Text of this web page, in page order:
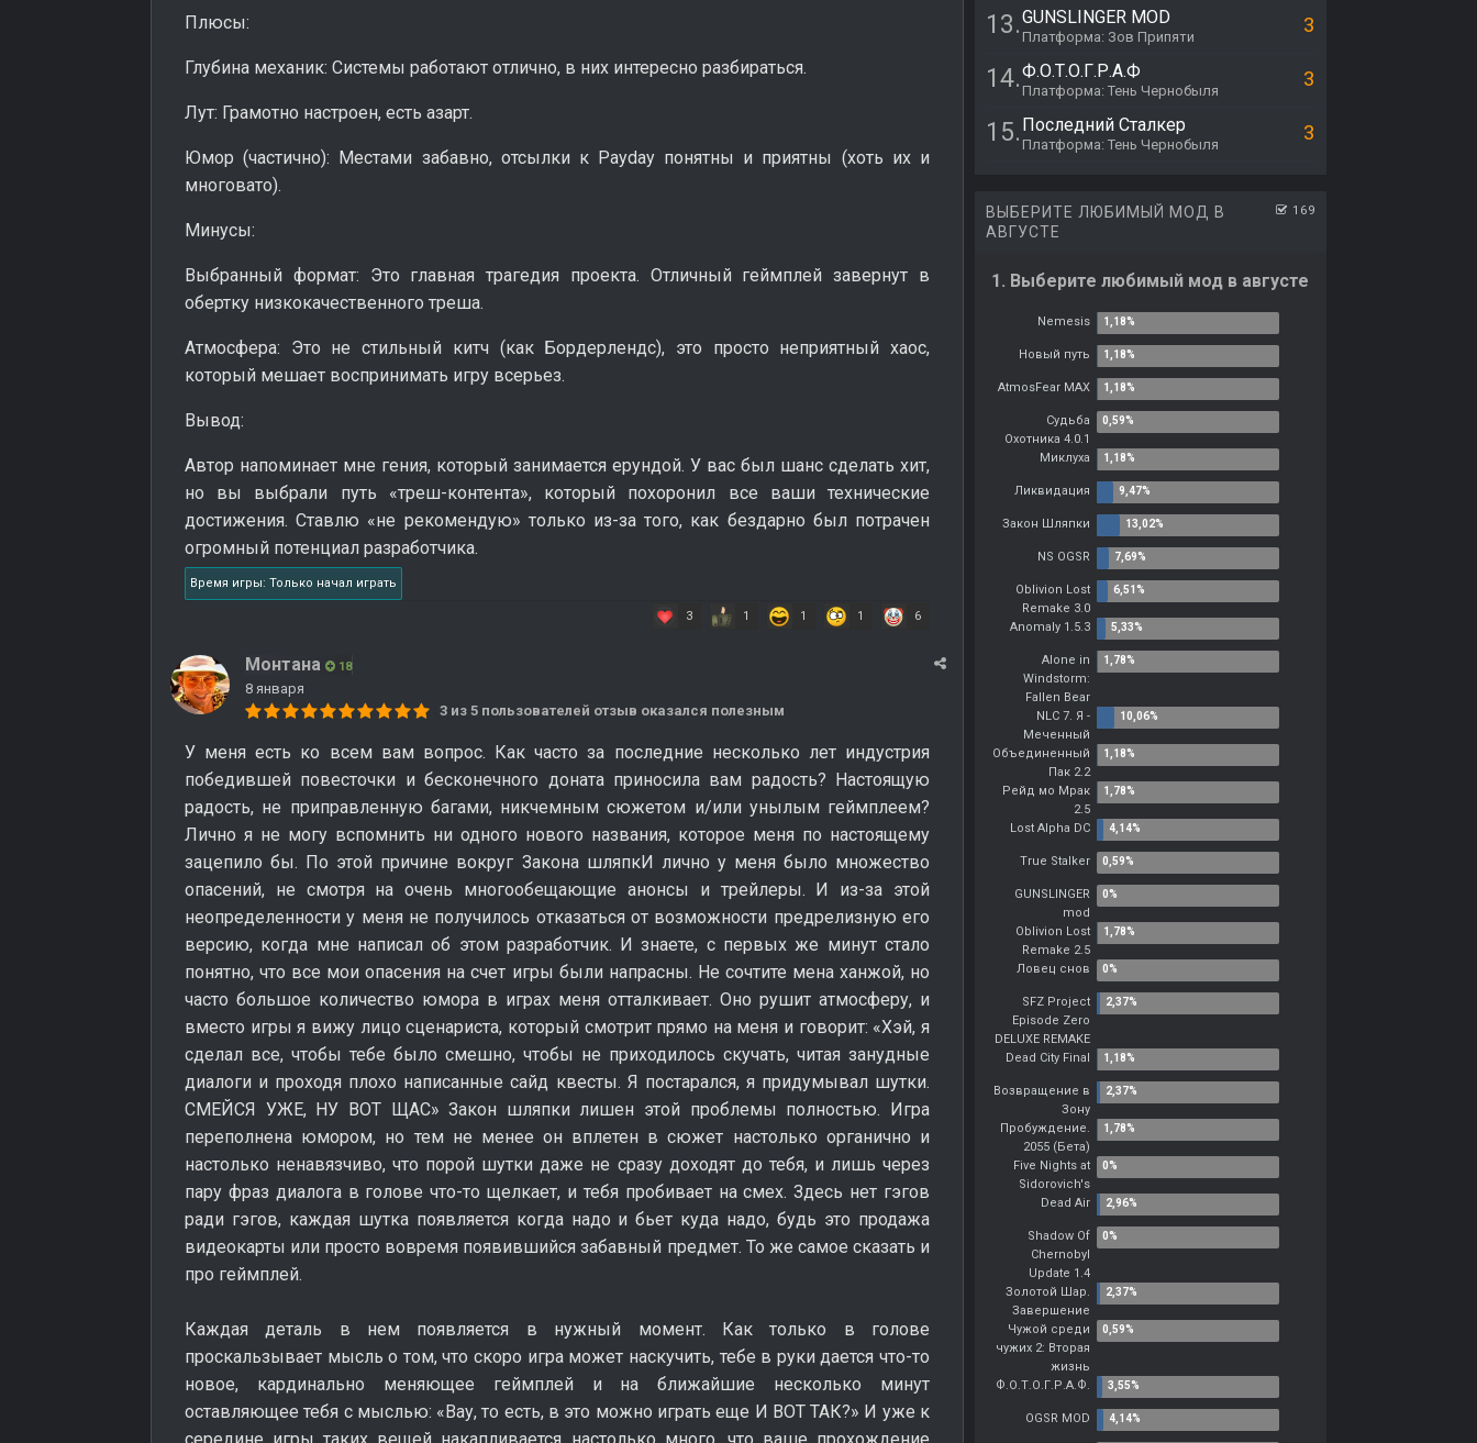
Плюсы:
Глубина механик: Системы работают отлично, в них интересно разбираться.
Лут: Грамотно настроен, есть азарт.
Юмор (частично): Местами забавно, отсылки к Payday понятны и приятны (хоть их и
многовато).
Минусы:
Выбранный формат: Это главная трагедия проекта. Отличный геймплей завернут в
обертку низкокачественного треша.
Атмосфера: Это не стильный китч (как Бордерлендс), это просто неприятный хаос,
который мешает воспринимать игру всерьез.
Вывод:
Автор напоминает мне гения, который занимается ерундой. У вас был шанс сделать хит,
но вы выбрали путь «треш-контента», который похоронил все ваши технические
достижения. Ставлю «не рекомендую» только из-за того, как бездарно был потрачен
огромный потенциал разработчика.
Время игры: Только начал играть
3 1 1 1 6
Монтана 18
8 января
3 из 5 пользователей отзыв оказался полезным
У меня есть ко всем вам вопрос. Как часто за последние несколько лет индустрия
победившей повесточки и бесконечного доната приносила вам радость? Настоящую
радость, не приправленную багами, никчемным сюжетом и/или унылым геймплеем?
Лично я не могу вспомнить ни одного нового названия, которое меня по настоящему
зацепило бы. По этой причине вокруг Закона шляпкИ лично у меня было множество
опасений, не смотря на очень многообещающие анонсы и трейлеры. И из-за этой
неопределенности у меня не получилось отказаться от возможности предрелизную его
версию, когда мне написал об этом разработчик. И знаете, с первых же минут стало
понятно, что все мои опасения на счет игры были напрасны. Не сочтите мена ханжой, но
часто большое количество юмора в играх меня отталкивает. Оно рушит атмосферу, и
вместо игры я вижу лицо сценариста, который смотрит прямо на меня и говорит: «Хэй, я
сделал все, чтобы тебе было смешно, чтобы не приходилось скучать, читая занудные
диалоги и проходя плохо написанные сайд квесты. Я постарался, я придумывал шутки.
СМЕЙСЯ УЖЕ, НУ ВОТ ЩАС» Закон шляпки лишен этой проблемы полностью. Игра
переполнена юмором, но тем не менее он вплетен в сюжет настолько органично и
настолько ненавязчиво, что порой шутки даже не сразу доходят до тебя, и лишь через
пару фраз диалога в голове что-то щелкает, и тебя пробивает на смех. Здесь нет гэгов
ради гэгов, каждая шутка появляется когда надо и бьет куда надо, будь это продажа
видеокарты или просто вовремя появившийся забавный предмет. То же самое сказать и
про геймплей.
Каждая деталь в нем появляется в нужный момент. Как только в голове
проскальзывает мысль о том, что скоро игра может наскучить, тебе в руки дается что-то
новое, кардинально меняющее геймплей и на ближайшие несколько минут
оставляющее тебя с мыслью: «Вау, то есть, в это можно играть еще И ВОТ ТАК?» И уже к
13.GUNSLINGER MOD
Платформа: Зов Припяти 3
14.Ф.О.Т.О.Г.Р.А.Ф
Платформа: Тень Чернобыля 3
15. Последний Сталкер
Платформа: Тень Чернобыля 3
169
ВЫБЕРИТЕ ЛЮБИМЫЙ МОД В
АВГУСТЕ
1. Выберите любимый мод в августе
Nemesis
Новый путь
AtmosFear MAX
Судьба
Охотника 4.0.1
Миклуха
Ликвидация
Закон Шляпки
NS OGSR
Oblivion Lost
Remake 3.0
Anomaly 1.5.3
Alone in
Windstorm:
Fallen Bear
NLC 7. Я -
Меченный
Объединенный
Пак 2.2
Рейд мо Мрак
2.5
Lost Alpha DC
True Stalker
GUNSLINGER
mod
Oblivion Lost
Remake 2.5
Ловец снов
SFZ Project
Episode Zero
DELUXE REMAKE
Dead City Final
Возвращение в
Зону
Пробуждение.
2055 (Бета)
Five Nights at
Sidorovich's
Dead Air
Shadow Of
Chernobyl
Update 1.4
Золотой Шар.
Завершение
Чужой среди
чужих 2: Вторая
жизнь
Ф.О.Т.О.Г.Р.А.Ф.
OGSR MOD